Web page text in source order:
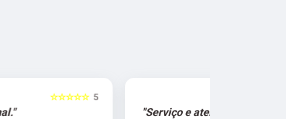
"Serviço e atendimento de primeira."